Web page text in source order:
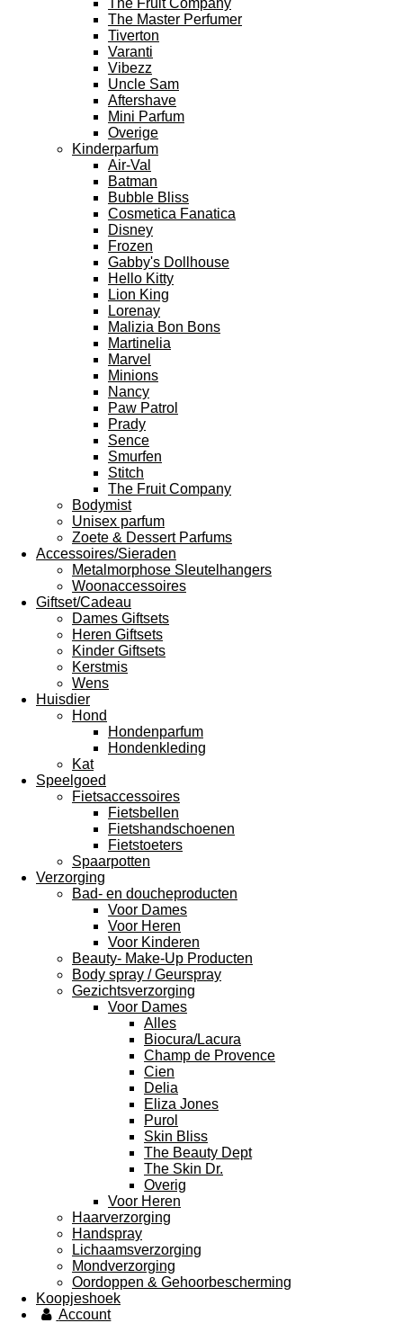
The Fruit Company
The Master Perfumer
Tiverton
Varanti
Vibezz
Uncle Sam
Aftershave
Mini Parfum
Overige
Kinderparfum
Air-Val
Batman
Bubble Bliss
Cosmetica Fanatica
Disney
Frozen
Gabby's Dollhouse
Hello Kitty
Lion King
Lorenay
Malizia Bon Bons
Martinelia
Marvel
Minions
Nancy
Paw Patrol
Prady
Sence
Smurfen
Stitch
The Fruit Company
Bodymist
Unisex parfum
Zoete & Dessert Parfums
Accessoires/Sieraden
Metalmorphose Sleutelhangers
Woonaccessoires
Giftset/Cadeau
Dames Giftsets
Heren Giftsets
Kinder Giftsets
Kerstmis
Wens
Huisdier
Hond
Hondenparfum
Hondenkleding
Kat
Speelgoed
Fietsaccessoires
Fietsbellen
Fietshandschoenen
Fietstoeters
Spaarpotten
Verzorging
Bad- en doucheproducten
Voor Dames
Voor Heren
Voor Kinderen
Beauty- Make-Up Producten
Body spray / Geurspray
Gezichtsverzorging
Voor Dames
Alles
Biocura/Lacura
Champ de Provence
Cien
Delia
Eliza Jones
Purol
Skin Bliss
The Beauty Dept
The Skin Dr.
Overig
Voor Heren
Haarverzorging
Handspray
Lichaamsverzorging
Mondverzorging
Oordoppen & Gehoorbescherming
Koopjeshoek
Account